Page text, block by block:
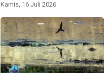
Kamis, 16 Juli 2026